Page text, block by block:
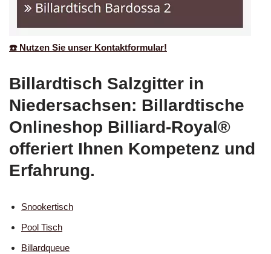
☎️ Nutzen Sie unser Kontaktformular!
Billardtisch Salzgitter in
Niedersachsen: Billardtische
Onlineshop Billiard-Royal®
offeriert Ihnen Kompetenz und
Erfahrung.
Snookertisch
Pool Tisch
Billardqueue